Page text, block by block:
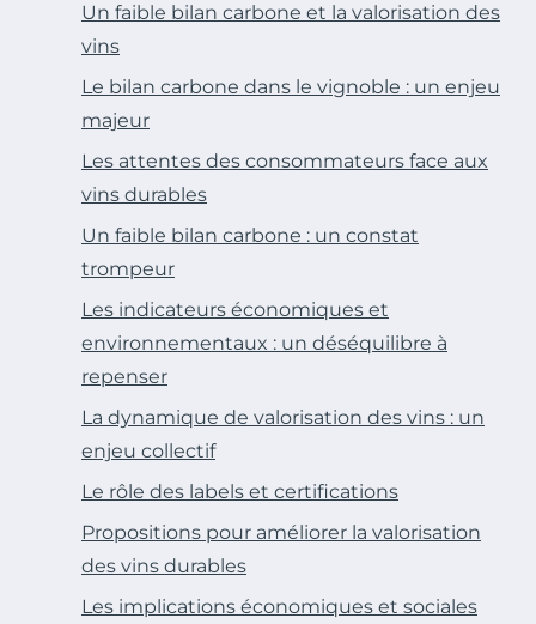
Un faible bilan carbone et la valorisation des
vins
Le bilan carbone dans le vignoble : un enjeu
majeur
Les attentes des consommateurs face aux
vins durables
Un faible bilan carbone : un constat
trompeur
Les indicateurs économiques et
environnementaux : un déséquilibre à
repenser
La dynamique de valorisation des vins : un
enjeu collectif
Le rôle des labels et certifications
Propositions pour améliorer la valorisation
des vins durables
Les implications économiques et sociales